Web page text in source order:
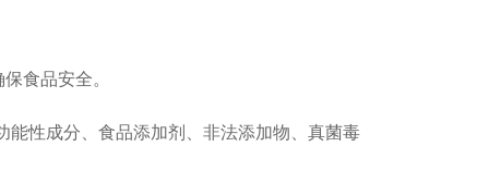
食品安全。
能性成分、食品添加剂、非法添加物、真菌毒